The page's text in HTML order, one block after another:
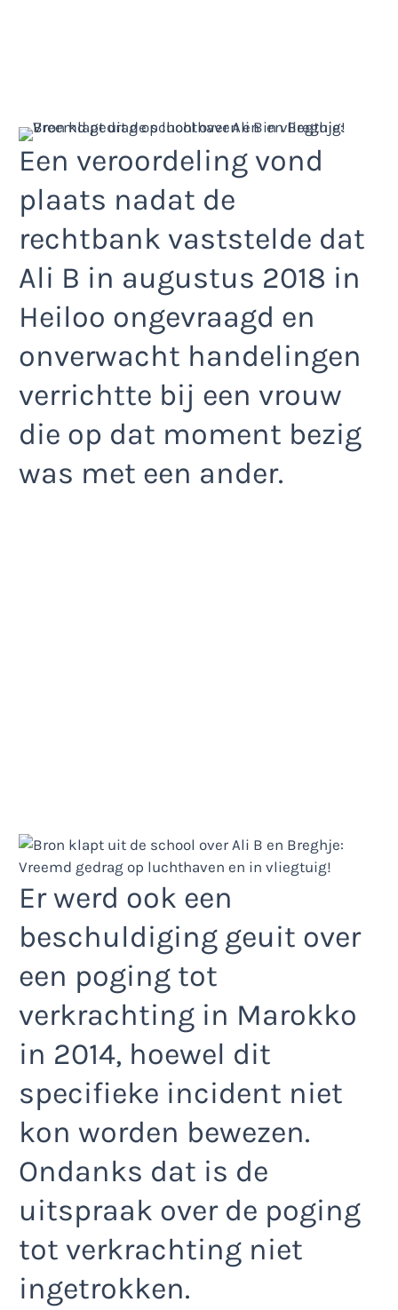
Een veroordeling vond
plaats nadat de
rechtbank vaststelde dat
Ali B in augustus 2018 in
Heiloo ongevraagd en
onverwacht handelingen
verrichtte bij een vrouw
die op dat moment bezig
was met een ander.
Er werd ook een
beschuldiging geuit over
een poging tot
verkrachting in Marokko
in 2014, hoewel dit
specifieke incident niet
kon worden bewezen.
Ondanks dat is de
uitspraak over de poging
tot verkrachting niet
ingetrokken.